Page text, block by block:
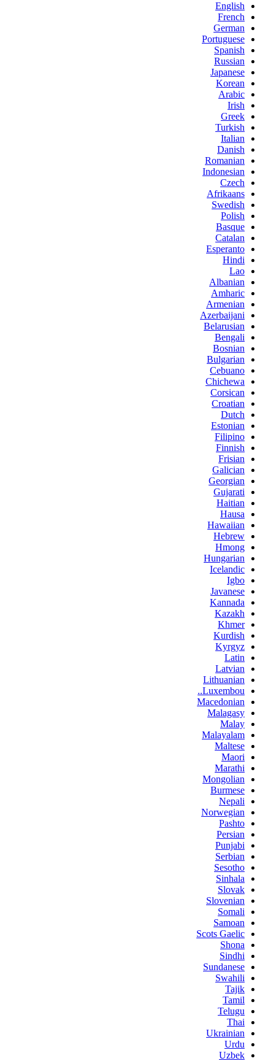
English
French
German
Portuguese
Spanish
Russian
Japanese
Korean
Arabic
Irish
Greek
Turkish
Italian
Danish
Romanian
Indonesian
Czech
Afrikaans
Swedish
Polish
Basque
Catalan
Esperanto
Hindi
Lao
Albanian
Amharic
Armenian
Azerbaijani
Belarusian
Bengali
Bosnian
Bulgarian
Cebuano
Chichewa
Corsican
Croatian
Dutch
Estonian
Filipino
Finnish
Frisian
Galician
Georgian
Gujarati
Haitian
Hausa
Hawaiian
Hebrew
Hmong
Hungarian
Icelandic
Igbo
Javanese
Kannada
Kazakh
Khmer
Kurdish
Kyrgyz
Latin
Latvian
Lithuanian
Luxembou..
Macedonian
Malagasy
Malay
Malayalam
Maltese
Maori
Marathi
Mongolian
Burmese
Nepali
Norwegian
Pashto
Persian
Punjabi
Serbian
Sesotho
Sinhala
Slovak
Slovenian
Somali
Samoan
Scots Gaelic
Shona
Sindhi
Sundanese
Swahili
Tajik
Tamil
Telugu
Thai
Ukrainian
Urdu
Uzbek